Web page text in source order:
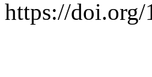
https://doi.org/